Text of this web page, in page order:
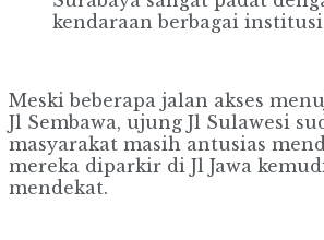
kendaraan berbagai
Meski beberapa jalan akses
Jl Sembawa, ujung Jl Sulawesi
masyarakat masih antusias
mereka diparkir di Jl Jawa
mendekat.